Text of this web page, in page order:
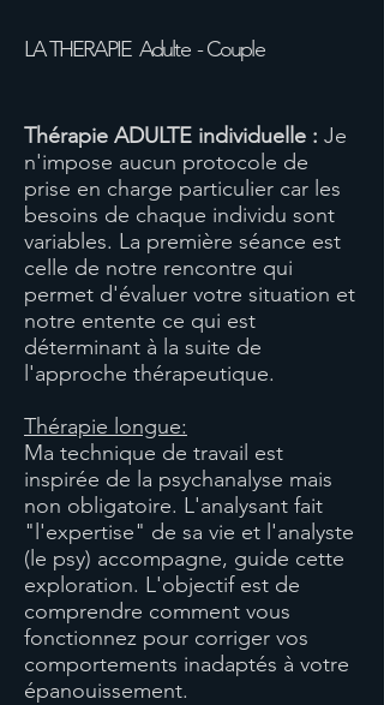
LA THERAPIE Adulte - Couple
Thérapie ADULTE individuelle : Je
n'impose aucun protocole de
prise en charge particulier car les
besoins de chaque individu sont
variables. La première séance est
celle de notre rencontre qui
permet d'évaluer votre situation et
notre entente ce qui est
déterminant à la suite de
l'approche thérapeutique.
Thérapie longue:
Ma technique de travail est
inspirée de la psychanalyse mais
non obligatoire. L'analysant fait
"l'expertise" de sa vie et l'analyste
(le psy) accompagne, guide cette
exploration. L'objectif est de
comprendre comment vous
fonctionnez pour corriger vos
comportements inadaptés à votre
épanouissement.